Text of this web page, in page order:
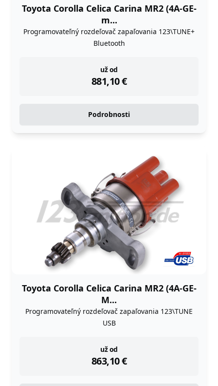
Toyota Corolla Celica Carina MR2 (4A-GE-
m...
Programovateľný rozdeľovač zapaľovania 123\TUNE+
Bluetooth
už od
881,10€
instock
Podrobnosti
Toyota Corolla Celica Carina MR2 (4A-GE-
M...
Programovateľný rozdeľovač zapaľovania 123\TUNE
USB
už od
863,10€
instock